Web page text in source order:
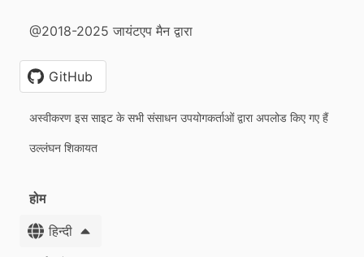
@2018-2025 जायंटएप मैन द्वारा
GitHub
अस्वीकरण इस साइट के सभी संसाधन उपयोगकर्ताओं द्वारा अपलोड किए गए हैं
उल्लंघन शिकायत
होम
हिन्दी